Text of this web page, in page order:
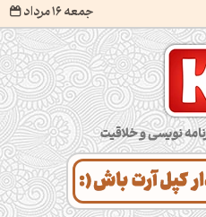
جمعه 16 مرداد
و خلاقیت